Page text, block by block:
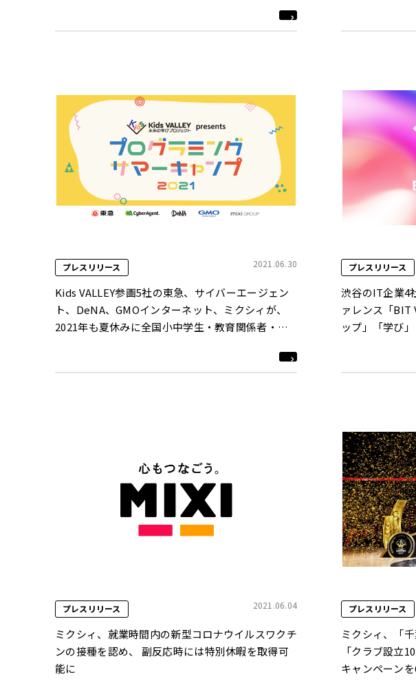
プレスリリース 2021.06.30
Kids VALLEY参画5社の東急、サイバーエージェン
ト、DeNA、GMOインターネット、ミクシィが、
2021年も夏休みに全国小中学生・教育関係者・行
プレスリリース
渋谷のIT企業4
ァレンス「
ップ」「学び
プレスリリース 2021.06.04
ミクシィ、就業時間内の新型コロナウイルスワクチ
ンの接種を認め、 副反応時には特別休暇を取得可
能に
プレスリリース
ミクシィ、「
「クラブ設立
キャンペーン